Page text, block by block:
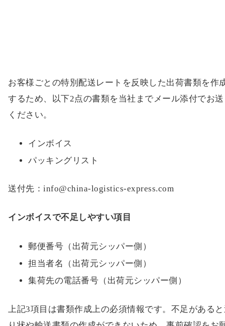
お客様ごとの特別配送レートを反映した出荷書類を作
するため、以下2点の書類を当社までメール添付でお
ください。
インボイス
パッキングリスト
送付先：info@china-logistics-express.com
インボイスで不足しやすい項目
郵便番号（出荷元シッパー側）
担当者名（出荷元シッパー側）
集荷先の電話番号（出荷元シッパー側）
上記3項目は書類作成上の必須情報です。不足がある